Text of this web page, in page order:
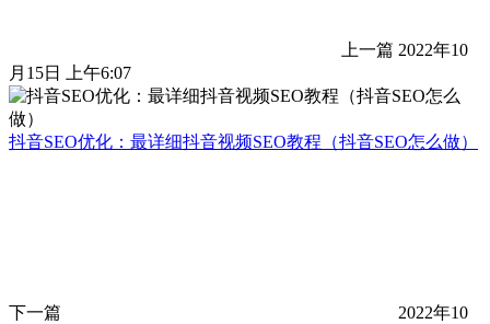
上一篇 2022年10
月15日 上午6:07
抖音SEO优化：最详细抖音视频SEO教程（抖音SEO怎么做）
下一篇
2022年10